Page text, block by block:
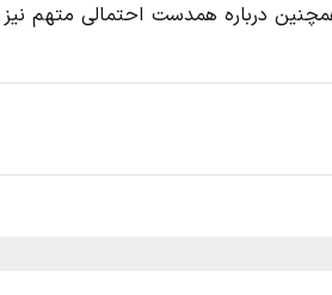
درباره همدست احتمالی متهم نیز